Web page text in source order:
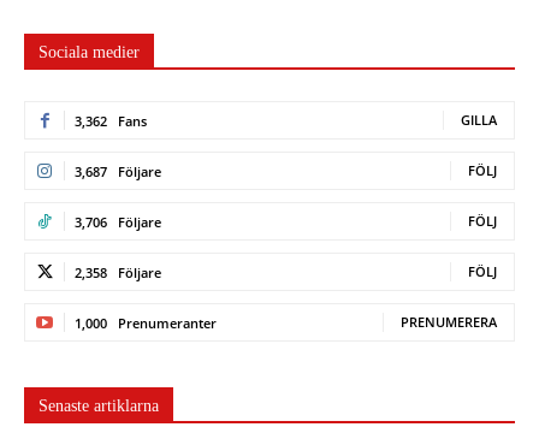
Sociala medier
3,362 Fans GILLA
3,687 Följare FÖLJ
3,706 Följare FÖLJ
2,358 Följare FÖLJ
1,000 Prenumeranter PRENUMERERA
Senaste artiklarna